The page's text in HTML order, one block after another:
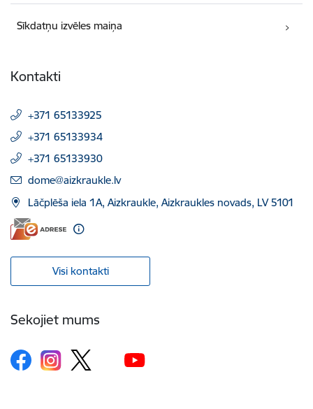
Sīkdatņu izvēles maiņa
Kontakti
+371 65133925
+371 65133934
+371 65133930
E-pasts:
dome@aizkraukle.lv
Lāčplēša iela 1A, Aizkraukle, Aizkraukles novads, LV 5101
Visi kontakti
Sekojiet mums